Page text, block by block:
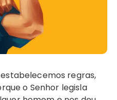
o Senhor legisla